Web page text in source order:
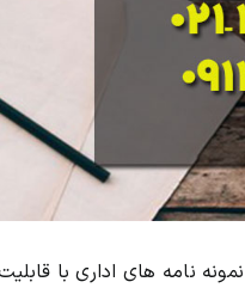
نمونه نامه های اداری با